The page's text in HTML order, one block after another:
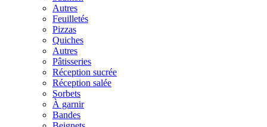
Autres
Feuilletés
Pizzas
Quiches
Autres
Pâtisseries
Réception sucrée
Réception salée
Sorbets
À garnir
Bandes